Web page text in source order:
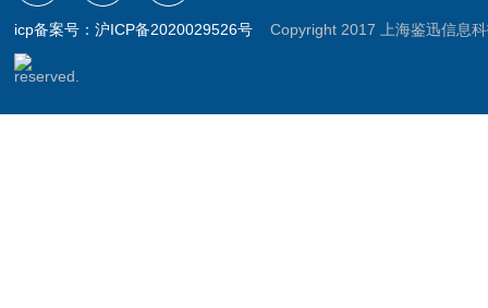
icp备案号：沪ICP备2020029526号Copyright 2017 上海鉴迅信息科
reserved.